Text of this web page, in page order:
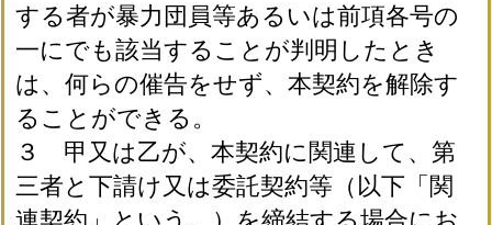
する者が暴力団員等あるいは前項各号の
一にでも該当することが判明したとき
は、何らの催告をせず、本契約を解除す
ることができる。
３ 甲又は乙が、本契約に関連して、第
三者と下請け又は委託契約等（以下「関